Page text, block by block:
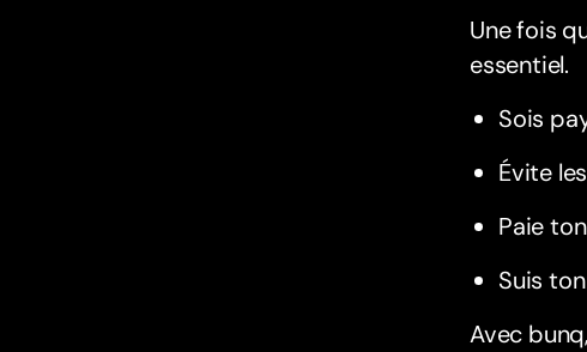
Une fois
essentiel.
Sois
Évite
Paie
Suis
Avec